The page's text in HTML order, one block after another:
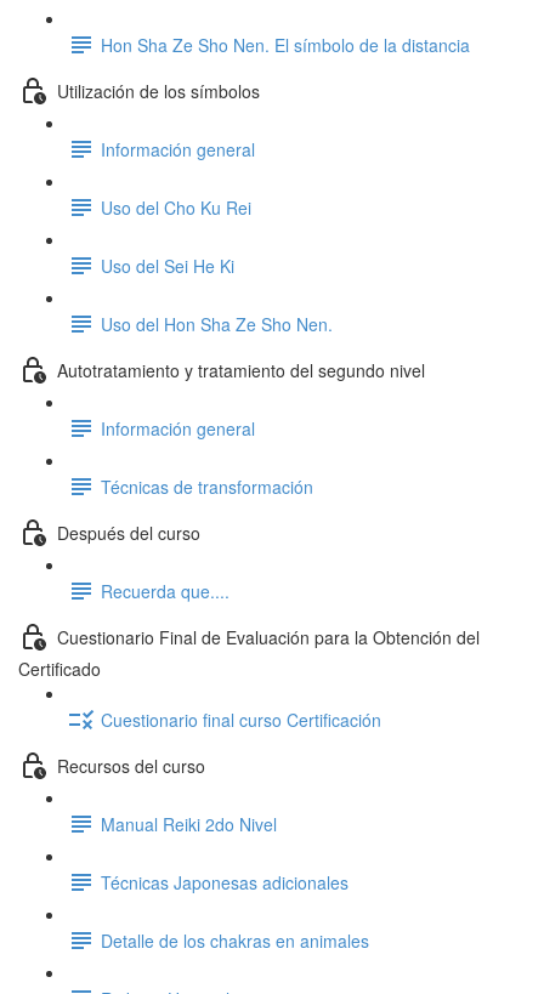
Hon Sha Ze Sho Nen. El símbolo de la distancia
Utilización de los símbolos
Información general
Uso del Cho Ku Rei
Uso del Sei He Ki
Uso del Hon Sha Ze Sho Nen.
Autotratamiento y tratamiento del segundo nivel
Información general
Técnicas de transformación
Después del curso
Recuerda que....
Cuestionario Final de Evaluación para la Obtención del
Certificado
Cuestionario final curso Certificación
Recursos del curso
Manual Reiki 2do Nivel
Técnicas Japonesas adicionales
Detalle de los chakras en animales